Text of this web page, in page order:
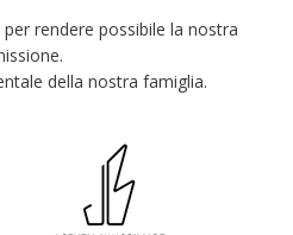
rendere possibile la nostra
della nostra famiglia.